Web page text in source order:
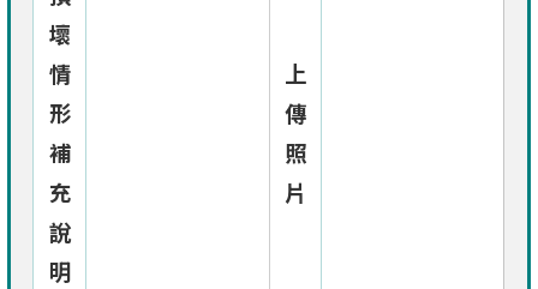
壞
情
形
補
充
說
明
上
傳
照
片